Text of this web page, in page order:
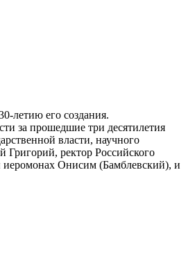
летию его создания.
за прошедшие три десятилетия
власти, научного
ректор Российского
иеромонах Онисим (Бамблевский), и